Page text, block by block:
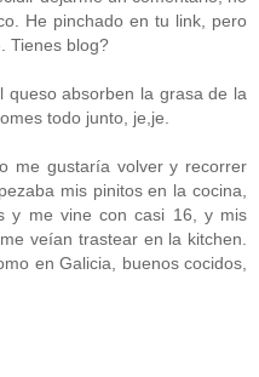
He pinchado en tu link, pero
Tienes blog?
queso absorben la grasa de la
todo junto, je,je.
me gustaría volver y recorrer
mis pinitos en la cocina,
y me vine con casi 16, y mis
veían trastear en la kitchen.
en Galicia, buenos cocidos,